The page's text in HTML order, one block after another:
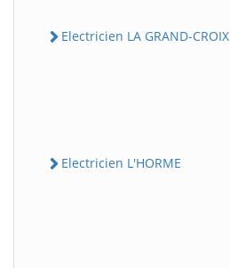
Electricien LA GRAND-CROIX
Electricien L'HORME